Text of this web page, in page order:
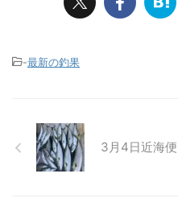
-最新の釣果
3月4日近海便